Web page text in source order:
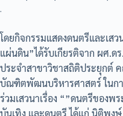
.
โดยกิจกรรมแสดงดนตรีและเส
แผ่นดิน”ได้รับเกียรติจาก ผศ.
ประจำสาขาวิชาสถิติประยุกต์
บัณฑิตพัฒนบริหารศาสตร์ ในก
ร่วมเสวนาเรื่อง “”ดนตรีของพ
บันเทิง และดนตรี ได้แก่ นิติพง